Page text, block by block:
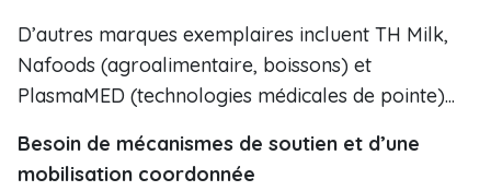
D’autres marques exemplaires incluent TH Milk,
Nafoods (agroalimentaire, boissons) et
PlasmaMED (technologies médicales de pointe)...
Besoin de mécanismes de soutien et d’une
mobilisation coordonnée